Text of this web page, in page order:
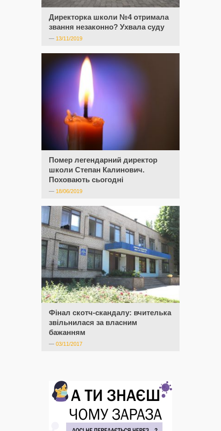
Директорка школи №4 отримала
звання незаконно? Ухвала суду
— 13/11/2019
Помер легендарний директор
школи Степан Калинович.
Поховають сьогодні
— 18/06/2019
Фінал скотч-скандалу: вчителька
звільнилася за власним
бажанням
— 03/11/2017